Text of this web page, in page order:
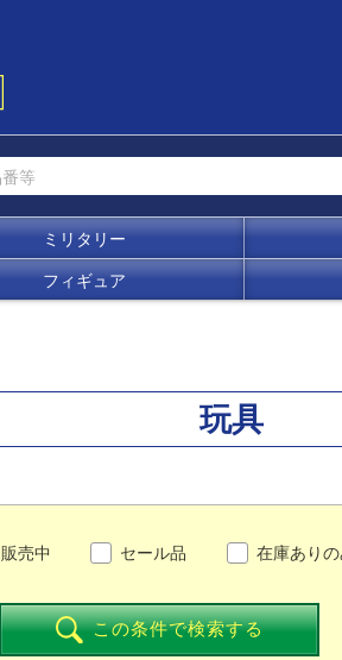
ミリタリー
フィギュア
玩具
販売中 セール品 在庫ありの
この条件で検索する